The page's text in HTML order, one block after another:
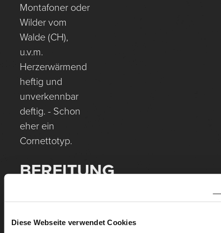
Diese Webseite verwendet Cookies
Montafoner oder
Wilder vom
Walde (CH),
u.v.m.
Herzerwärmend
heftig und
unverkennbar
deftig. - Schon
eher ein
Cornettotyp.
BEREITUNG
September